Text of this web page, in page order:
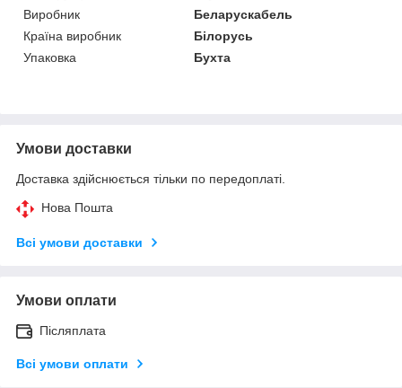
Виробник
Беларускабель
Країна виробник
Білорусь
Упаковка
Бухта
Умови доставки
Доставка здійснюється тільки по передоплаті.
Нова Пошта
Всі умови доставки
Умови оплати
Післяплата
Всі умови оплати